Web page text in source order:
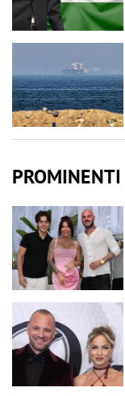
PROMINENTI